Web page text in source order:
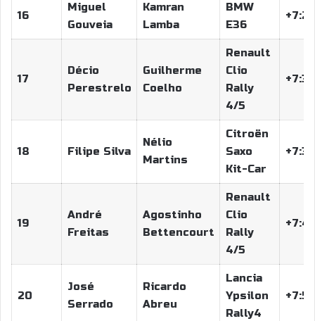
16
Miguel
Gouveia
Kamran
Lamba
BMW
E36
17
Décio
Perestrelo
Guilherme
Coelho
Renault
Clio
Rally
4/5
18 Filipe Silva
Nélio
Martins
Citroën
Saxo
Kit-Car
19
André
Freitas
Agostinho
Bettencourt
Renault
Clio
Rally
4/5
20
José
Serrado
Ricardo
Abreu
Lancia
Ypsilon
Rally4